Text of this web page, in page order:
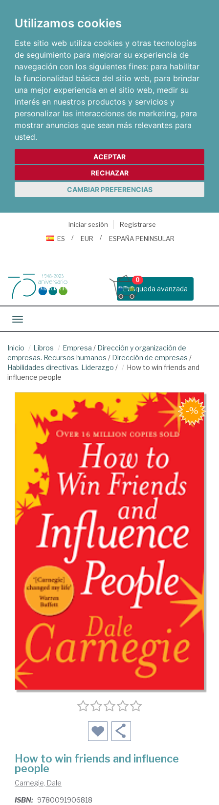
Utilizamos cookies
Este sitio web utiliza cookies y otras tecnologías
de seguimiento para mejorar su experiencia de
navegación con los siguientes fines: para habilitar
la funcionalidad básica del sitio web, para brindar
una mejor experiencia en el sitio web, medir su
interés en nuestros productos y servicios y
personalizar las interacciones de marketing, para
mostrar anuncios que sean más relevantes para
usted.
ACEPTAR
RECHAZAR
CAMBIAR PREFERENCIAS
Iniciar sesión
Registrarse
ES
EUR ESPAÑA PENINSULAR
Busqueda avanzada
0
Toggle navigation
Inicio Libros Empresa / Dirección y organización de
empresas. Recursos humanos / Dirección de empresas /
Habilidades directivas. Liderazgo /
How to win friends and
influence people
How to win friends and influence
people
Carnegie, Dale
ISBN: 9780091906818